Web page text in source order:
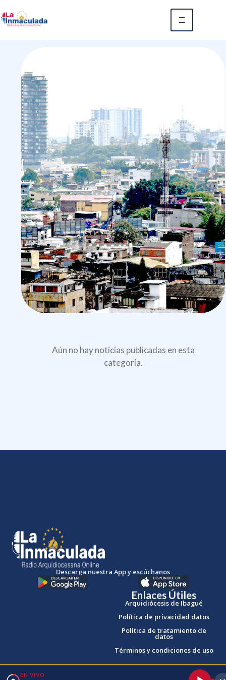
Aún no hay noticias publicadas en esta
categoría.
Descarga nuestra App y escúchanos
Enlaces Útiles
Arquidiócesis de Ibagué
Política de privacidad datos
Política de tratamiento de
datos
Términos y condiciones de uso
EN VIVO